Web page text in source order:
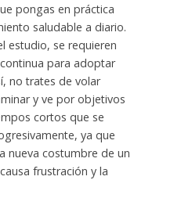
pongas en práctica
saludable a diario.
estudio, se requieren
para adoptar
no trates de volar
y ve por objetivos
cortos que se
ya que
nueva costumbre de un
frustración y la